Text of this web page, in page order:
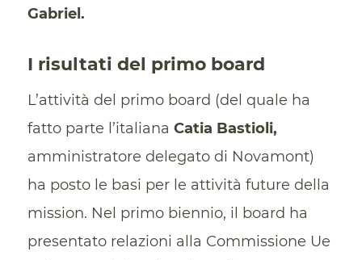
Gabriel.
I risultati del primo board
L’attività del primo board (del quale ha
fatto parte l’italiana Catia Bastioli,
amministratore delegato di Novamont)
ha posto le basi per le attività future della
mission. Nel primo biennio, il board ha
presentato relazioni alla Commissione Ue